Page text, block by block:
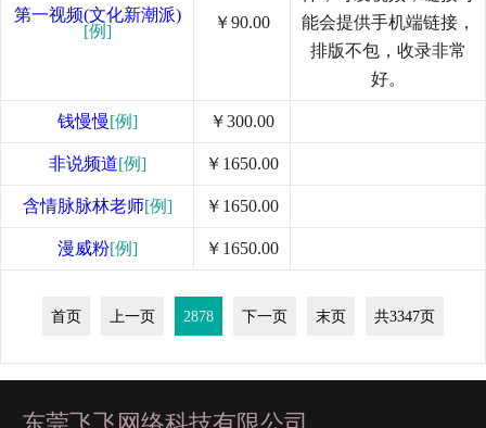
第一视频(文化新潮派)
[例]
￥90.00
能会提供手机端链接，
排版不包，收录非常
好。
钱慢慢[例] ￥300.00
非说频道[例] ￥1650.00
含情脉脉林老师[例] ￥1650.00
漫威粉[例] ￥1650.00
首页 上一页 2878 下一页 末页 共3347页